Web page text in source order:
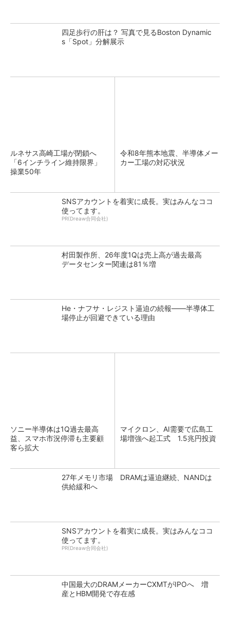
四足歩行の肝は？ 写真で見るBoston Dynamic
s「Spot」分解展示
ルネサス高崎工場が閉鎖へ
「6インチライン維持限界」
操業50年
令和8年熊本地震、半導体メー
カー工場の対応状況
SNSアカウントを着実に成長。実はみんなココ
使ってます。
PR(Dreaw合同会社)
村田製作所、26年度1Qは売上高が過去最高
データセンター関連は81％増
He・ナフサ・レジスト逼迫の続報――半導体工
場停止が回避できている理由
ソニー半導体は1Q過去最高
益、スマホ市況停滞も主要顧
客ら拡大
マイクロン、AI需要で広島工
場増強へ起工式 1.5兆円投資
27年メモリ市場 DRAMは逼迫継続、NANDは
供給緩和へ
SNSアカウントを着実に成長。実はみんなココ
使ってます。
PR(Dreaw合同会社)
中国最大のDRAMメーカーCXMTがIPOへ 増
産とHBM開発で存在感